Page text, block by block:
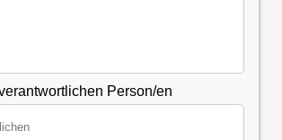
Person/en